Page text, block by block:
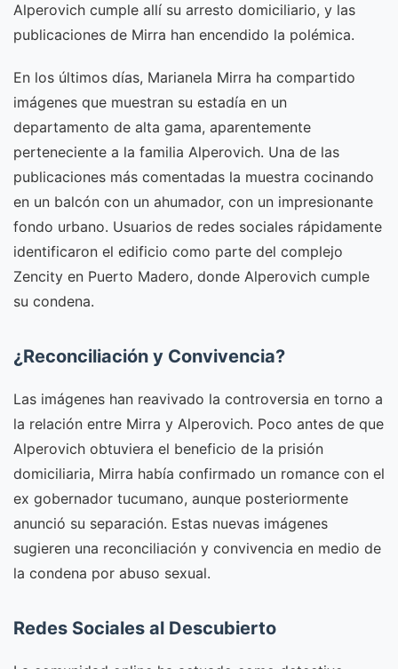
Alperovich cumple allí su arresto domiciliario, y las
publicaciones de Mirra han encendido la polémica.
En los últimos días, Marianela Mirra ha compartido
imágenes que muestran su estadía en un
departamento de alta gama, aparentemente
perteneciente a la familia Alperovich. Una de las
publicaciones más comentadas la muestra cocinando
en un balcón con un ahumador, con un impresionante
fondo urbano. Usuarios de redes sociales rápidamente
identificaron el edificio como parte del complejo
Zencity en Puerto Madero, donde Alperovich cumple
su condena.
¿Reconciliación y Convivencia?
Las imágenes han reavivado la controversia en torno a
la relación entre Mirra y Alperovich. Poco antes de que
Alperovich obtuviera el beneficio de la prisión
domiciliaria, Mirra había confirmado un romance con el
ex gobernador tucumano, aunque posteriormente
anunció su separación. Estas nuevas imágenes
sugieren una reconciliación y convivencia en medio de
la condena por abuso sexual.
Redes Sociales al Descubierto